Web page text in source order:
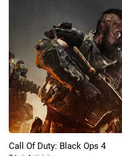
Seriály
Hry
Cool Esport
Pořady
Call Of Duty: Black Ops 4